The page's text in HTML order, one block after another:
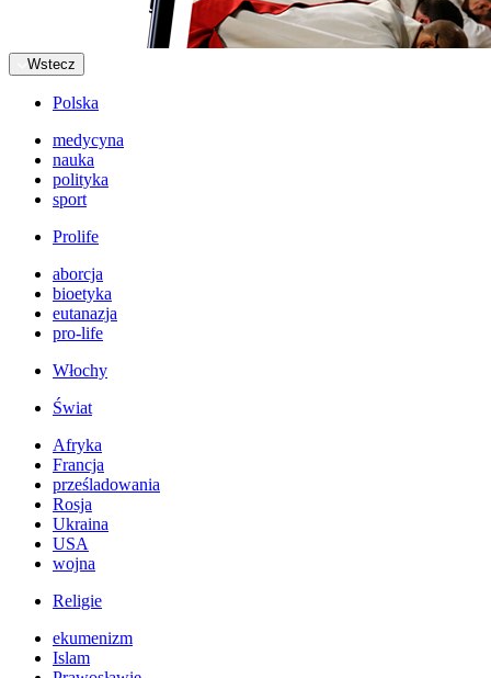
Wstecz
Polska
medycyna
nauka
polityka
sport
Prolife
aborcja
bioetyka
eutanazja
pro-life
Włochy
Świat
Afryka
Francja
prześladowania
Rosja
Ukraina
USA
wojna
Religie
ekumenizm
Islam